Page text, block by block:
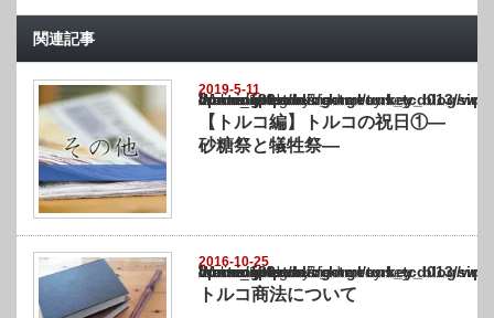
関連記事
2019-5-11
Warning
: Undefined array key "show_category" in
/home/netst/kuno-cpa.co.jp/public_html/turkey_blog/wp-content/themes/
on line183
【トルコ編】トルコの祝日①―
砂糖祭と犠牲祭―
2016-10-25
Warning
: Undefined array key "show_category" in
/home/netst/kuno-cpa.co.jp/public_html/turkey_blog/wp-content/themes/
on line183
トルコ商法について